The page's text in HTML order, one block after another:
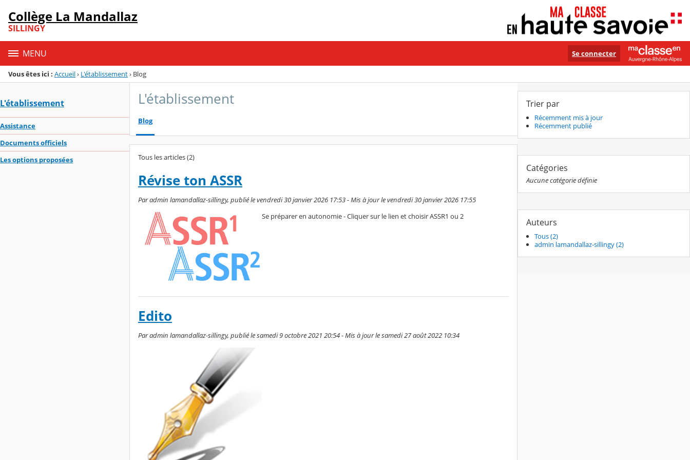
Menu de la rubrique
Contenu
Collège La Mandallaz
SILLINGY
MENU Se connecter
Vous êtes ici : Accueil› L'établissement› Blog
L'établissement
Assistance
Documents officiels
Les options proposées
L'établissement
Blog
Tous les articles (2)
Révise ton ASSR
Par admin lamandallaz-sillingy, publié le vendredi 30 janvier 2026 17:53 - Mis à jour le vendredi 30 janvier 2026 17:55
Se préparer en autonomie - Cliquer sur le lien et choisir ASSR1 ou 2
Edito
Par admin lamandallaz-sillingy, publié le samedi 9 octobre 2021 20:54 - Mis à jour le samedi 27 août 2022 10:34
Trier par
Récemment mis à jour
Récemment publié
Catégories
Aucune catégorie définie
Auteurs
Tous (2)
admin lamandallaz-sillingy (2)